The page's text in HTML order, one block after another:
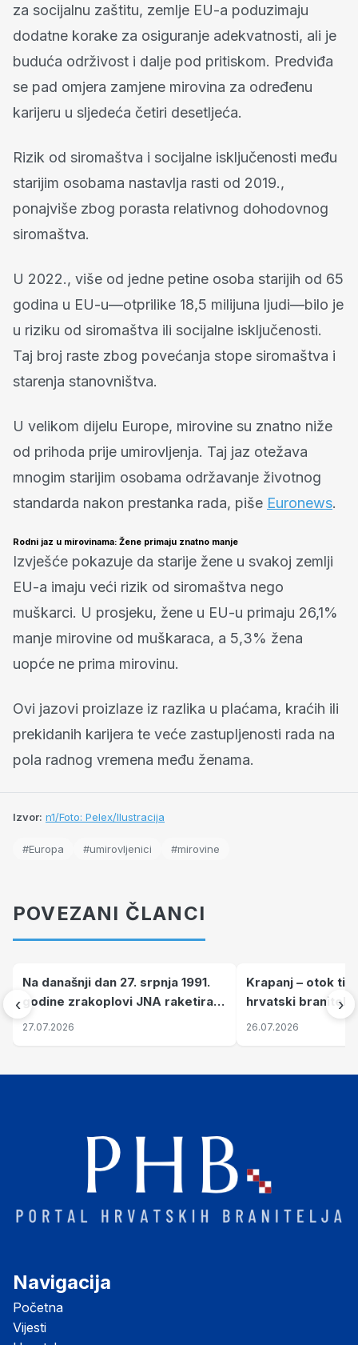
za socijalnu zaštitu, zemlje EU-a poduzimaju
dodatne korake za osiguranje adekvatnosti, ali je
buduća održivost i dalje pod pritiskom. Predviđa
se pad omjera zamjene mirovina za određenu
karijeru u sljedeća četiri desetljeća.
Rizik od siromaštva i socijalne isključenosti među
starijim osobama nastavlja rasti od 2019.,
ponajviše zbog porasta relativnog dohodovnog
siromaštva.
U 2022., više od jedne petine osoba starijih od 65
godina u EU-u—otprilike 18,5 milijuna ljudi—bilo je
u riziku od siromaštva ili socijalne isključenosti.
Taj broj raste zbog povećanja stope siromaštva i
starenja stanovništva.
U velikom dijelu Europe, mirovine su znatno niže
od prihoda prije umirovljenja. Taj jaz otežava
mnogim starijim osobama održavanje životnog
standarda nakon prestanka rada, piše Euronews.
Rodni jaz u mirovinama: Žene primaju znatno manje
Izvješće pokazuje da starije žene u svakoj zemlji
EU-a imaju veći rizik od siromaštva nego
muškarci. U prosjeku, žene u EU-u primaju 26,1%
manje mirovine od muškaraca, a 5,3% žena
uopće ne prima mirovinu.
Ovi jazovi proizlaze iz razlika u plaćama, kraćih ili
prekidanih karijera te veće zastupljenosti rada na
pola radnog vremena među ženama.
Izvor: n1/Foto: Pelex/Ilustracija
#Europa #umirovljenici #mirovine
POVEZANI ČLANCI
‹
Na današnji dan 27. srpnja 1991.
godine zrakoplovi JNA raketirali
su vojarnu i obučni centar "Nikola
27.07.2026
Krapanj – otok
hrvatski branitelji
pronalaze mir
26.07.2026
›
Navigacija
Početna
Vijesti